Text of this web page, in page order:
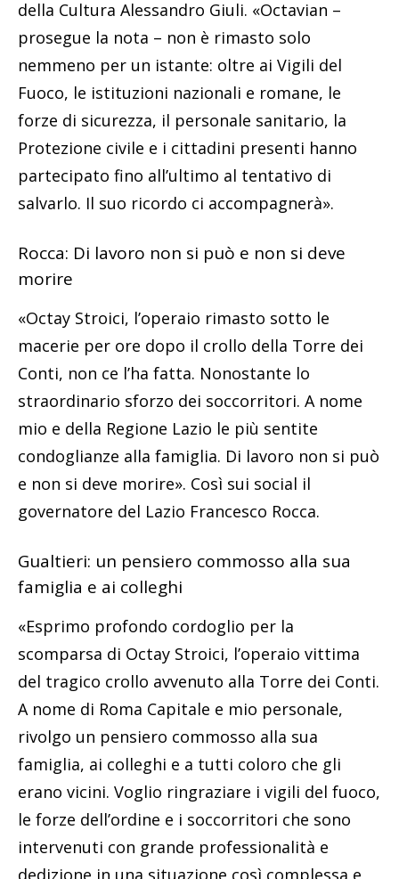
della Cultura Alessandro Giuli. «Octavian –
prosegue la nota – non è rimasto solo
nemmeno per un istante: oltre ai Vigili del
Fuoco, le istituzioni nazionali e romane, le
forze di sicurezza, il personale sanitario, la
Protezione civile e i cittadini presenti hanno
partecipato fino all’ultimo al tentativo di
salvarlo. Il suo ricordo ci accompagnerà».
Rocca: Di lavoro non si può e non si deve
morire
«Octay Stroici, l’operaio rimasto sotto le
macerie per ore dopo il crollo della Torre dei
Conti, non ce l’ha fatta. Nonostante lo
straordinario sforzo dei soccorritori. A nome
mio e della Regione Lazio le più sentite
condoglianze alla famiglia. Di lavoro non si può
e non si deve morire». Così sui social il
governatore del Lazio Francesco Rocca.
Gualtieri: un pensiero commosso alla sua
famiglia e ai colleghi
«Esprimo profondo cordoglio per la
scomparsa di Octay Stroici, l’operaio vittima
del tragico crollo avvenuto alla Torre dei Conti.
A nome di Roma Capitale e mio personale,
rivolgo un pensiero commosso alla sua
famiglia, ai colleghi e a tutti coloro che gli
erano vicini. Voglio ringraziare i vigili del fuoco,
le forze dell’ordine e i soccorritori che sono
intervenuti con grande professionalità e
dedizione in una situazione così complessa e